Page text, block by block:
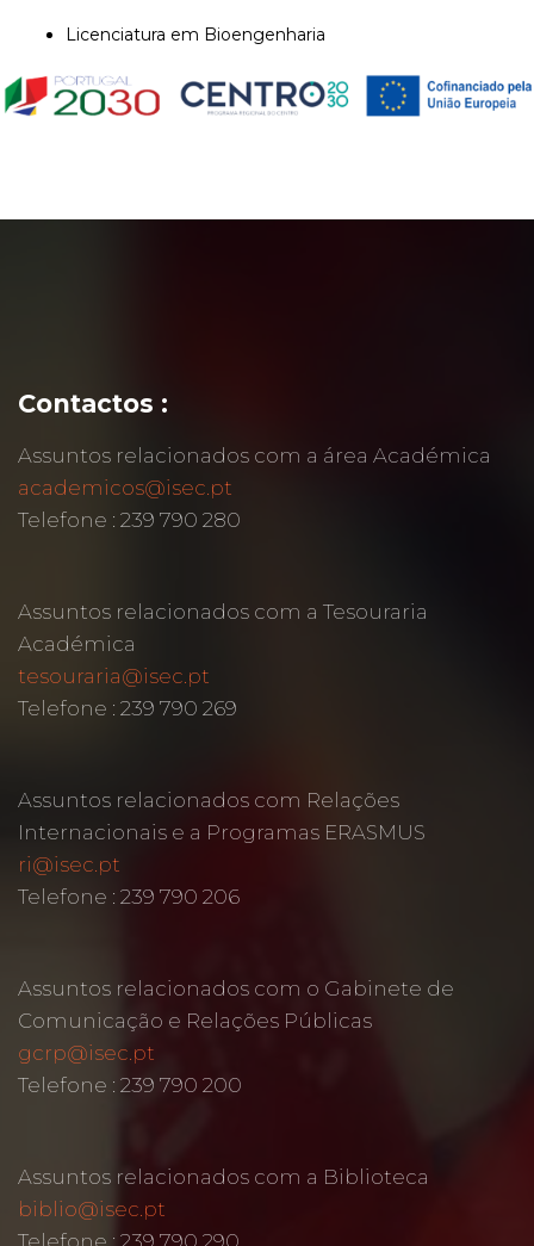
Licenciatura em Bioengenharia
Contactos :
Assuntos relacionados com a área Académica
academicos@isec.pt
Telefone : 239 790 280
Assuntos relacionados com a Tesouraria
Académica
tesouraria@isec.pt
Telefone : 239 790 269
Assuntos relacionados com Relações
Internacionais e a Programas ERASMUS
ri@isec.pt
Telefone : 239 790 206
Assuntos relacionados com o Gabinete de
Comunicação e Relações Públicas
gcrp@isec.pt
Telefone : 239 790 200
Assuntos relacionados com a Biblioteca
biblio@isec.pt
Telefone : 239 790 290